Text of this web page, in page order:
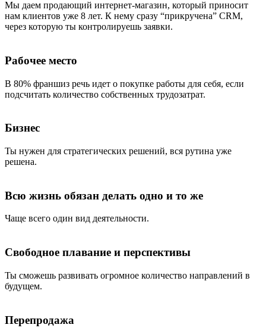
Мы даем продающий интернет-магазин, который приносит
нам клиентов уже 8 лет. К нему сразу “прикручена” CRM,
через которую ты контролируешь заявки.
Рабочее место
В 80% франшиз речь идет о покупке работы для себя, если
подсчитать количество собственных трудозатрат.
Бизнес
Ты нужен для стратегических решений, вся рутина уже
решена.
Всю жизнь обязан делать одно и то же
Чаще всего один вид деятельности.
Свободное плавание и перспективы
Ты сможешь развивать огромное количество направлений в
будущем.
Перепродажа